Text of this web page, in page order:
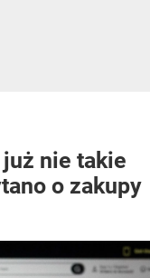
nie takie
o zakupy